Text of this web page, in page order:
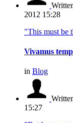
2012 15:28
"This must be
Vivamus
in Blog
15:27